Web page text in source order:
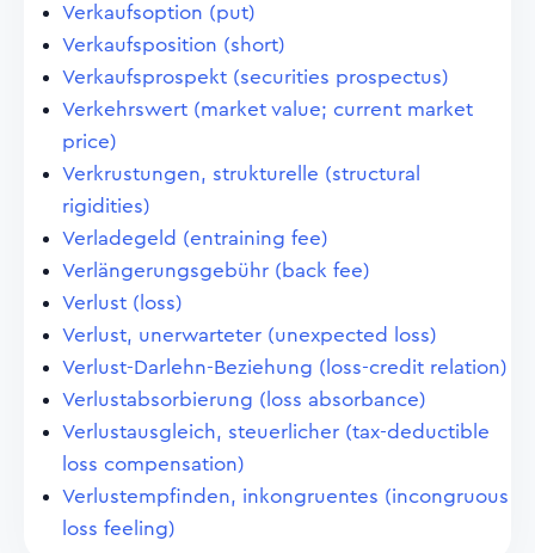
Verkaufsoption (put)
Verkaufsposition (short)
Verkaufsprospekt (securities prospectus)
Verkehrswert (market value; current market
price)
Verkrustungen, strukturelle (structural
rigidities)
Verladegeld (entraining fee)
Verlängerungsgebühr (back fee)
Verlust (loss)
Verlust, unerwarteter (unexpected loss)
Verlust-Darlehn-Beziehung (loss-credit relation)
Verlustabsorbierung (loss absorbance)
Verlustausgleich, steuerlicher (tax-deductible
loss compensation)
Verlustempfinden, inkongruentes (incongruous
loss feeling)